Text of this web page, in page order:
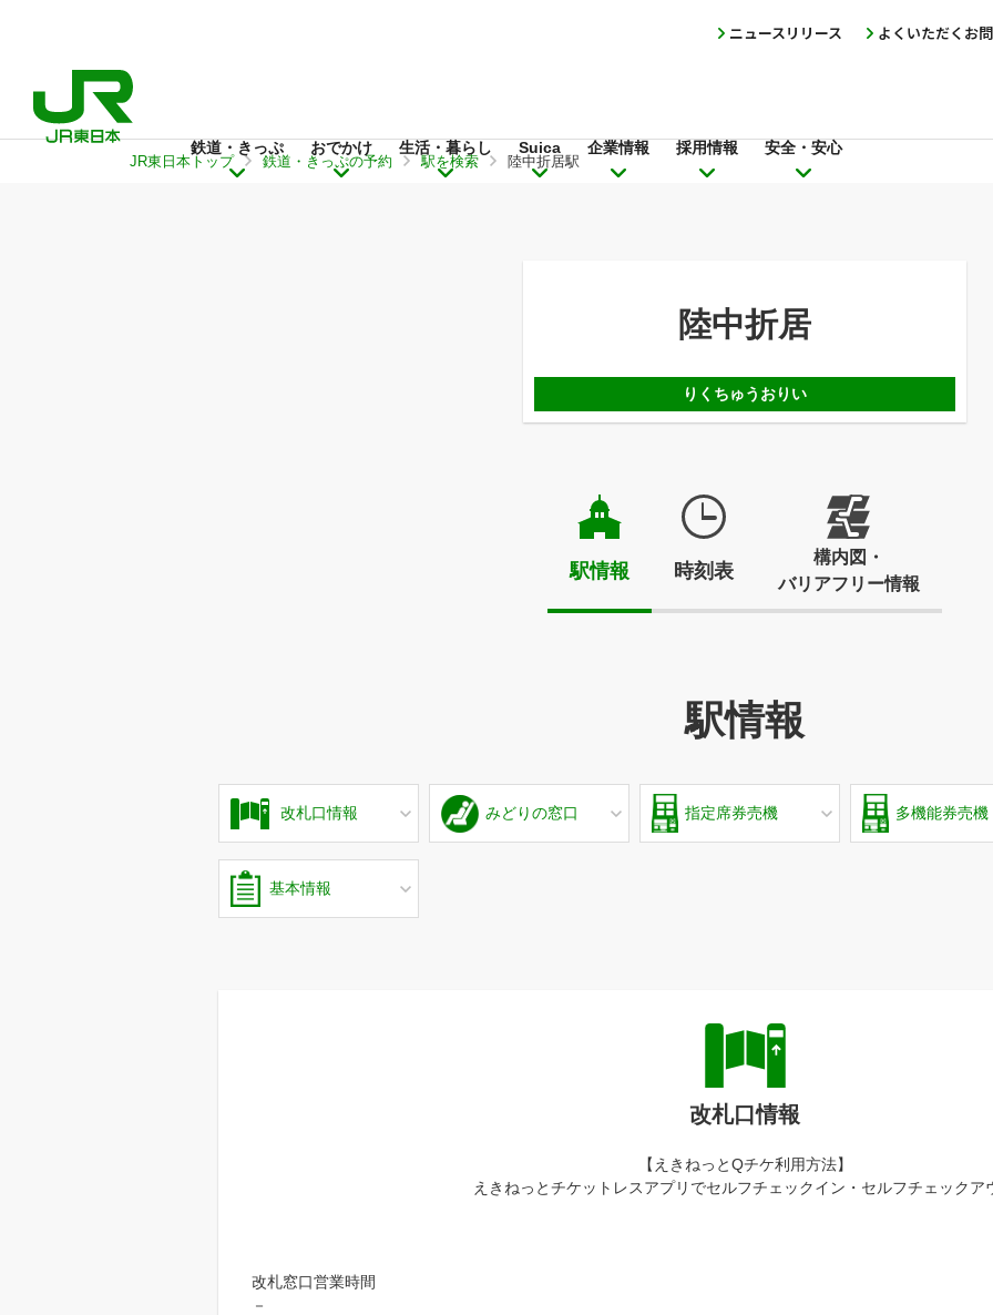
鉄道・きっぷ おでかけ 生活・暮らし Suica 企業情報 採用情報 安全・安心
よくいただくお
ニュースリリース
JR東日本トップ 鉄道・きっぷの予約 駅を検索 陸中折居駅
陸中折居
りくちゅうおりい
駅情報 時刻表
構内図・
バリアフリー情報
駅情報
改札口情報 みどりの窓口 指定席券売機 多機能券売機
基本情報
改札口情報
【えきねっとQチケ利用方法】
えきねっとチケットレスアプリでセルフチェックイン・セルフチェックア
改札窓口営業時間
－